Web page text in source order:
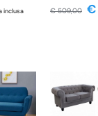
inclusa €509,00 €